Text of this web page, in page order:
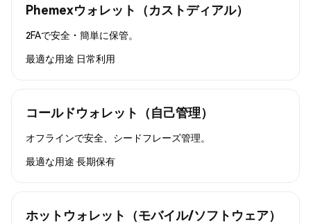
Phemexウォレット（カストディアル）
2FAで安全・簡単に保管。
最適な用途 日常利用
コールドウォレット（自己管理）
オフラインで安全、シードフレーズ管理。
最適な用途 長期保有
ホットウォレット（モバイル/ソフトウェア）